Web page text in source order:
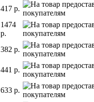
417 р.
1474
р.
382 р.
441 р.
633 р.